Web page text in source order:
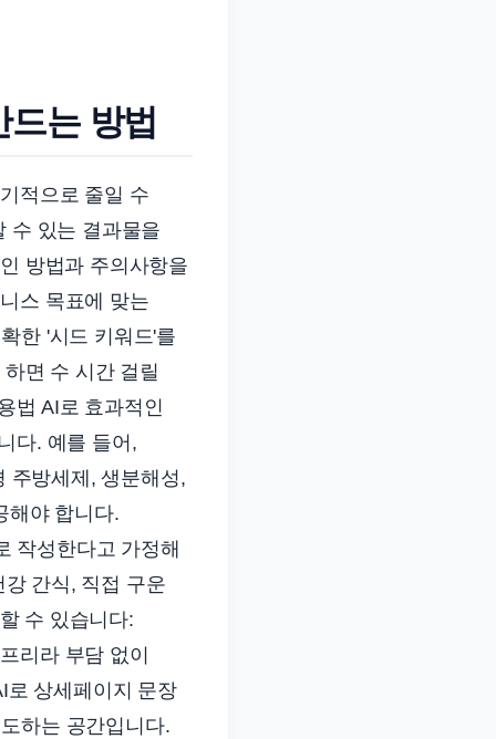
는 방법
적으로 줄일 수
수 있는 결과물을
방법과 주의사항을
스 목표에 맞는
한 '시드 키워드'를
면 수 시간 걸릴
법 AI로 효과적인
다. 예를 들어,
주방세제, 생분해성,
해야 합니다.
작성한다고 가정해
간식, 직접 구운
수 있습니다:
리라 부담 없이
로 상세페이지 문장
하는 공간입니다.